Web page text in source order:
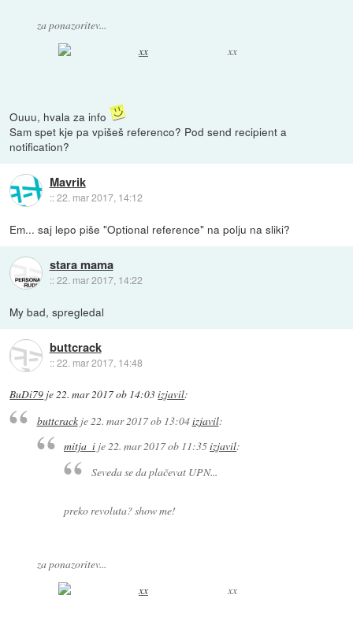
za ponazoritev...
xx
Ouuu, hvala za info
Sam spet kje pa vpišeš referenco? Pod send recipient a
notification?
Mavrik
::22. mar 2017, 14:12
Em... saj lepo piše "Optional reference" na polju na sliki?
stara mama
::22. mar 2017, 14:22
My bad, spregledal
buttcrack
::22. mar 2017, 14:48
BuDi79 je22. mar 2017 ob 14:03izjavil:
buttcrackje 22. mar 2017 ob 13:04izjavil:
mitja_i je22. mar 2017 ob 11:35izjavil:
Seveda se da plačevat UPN...
preko revoluta? show me!
za ponazoritev...
xx